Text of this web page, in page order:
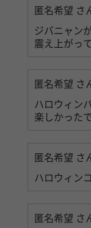
匿名希望 さ
ジバニャン
震え上がっ
匿名希望 さ
ハロウィン
楽しかった
匿名希望 さ
ハロウィン
匿名希望 さ